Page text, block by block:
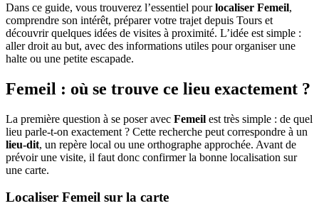
Dans ce guide, vous trouverez l’essentiel pourlocaliser Femeil,
comprendre son intérêt, préparer votre trajet depuis Tours et
découvrir quelques idées de visites à proximité. L’idée est simple :
aller droit au but, avec des informations utiles pour organiser une
halte ou une petite escapade.
Femeil : où se trouve ce lieu exactement ?
La première question à se poser avec Femeil est très simple : de quel
lieu parle-t-on exactement ? Cette recherche peut correspondre à un
lieu-dit, un repère local ou une orthographe approchée. Avant de
prévoir une visite, il faut donc confirmer la bonne localisation sur
une carte.
Localiser Femeil sur la carte